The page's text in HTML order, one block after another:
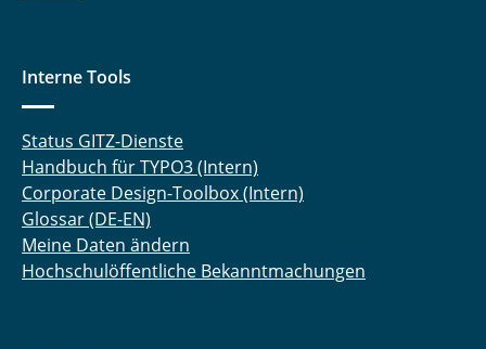
Interne Tools
Status GITZ-Dienste
Handbuch für TYPO3 (Intern)
Corporate Design-Toolbox (Intern)
Glossar (DE-EN)
Meine Daten ändern
Hochschulöffentliche Bekanntmachungen